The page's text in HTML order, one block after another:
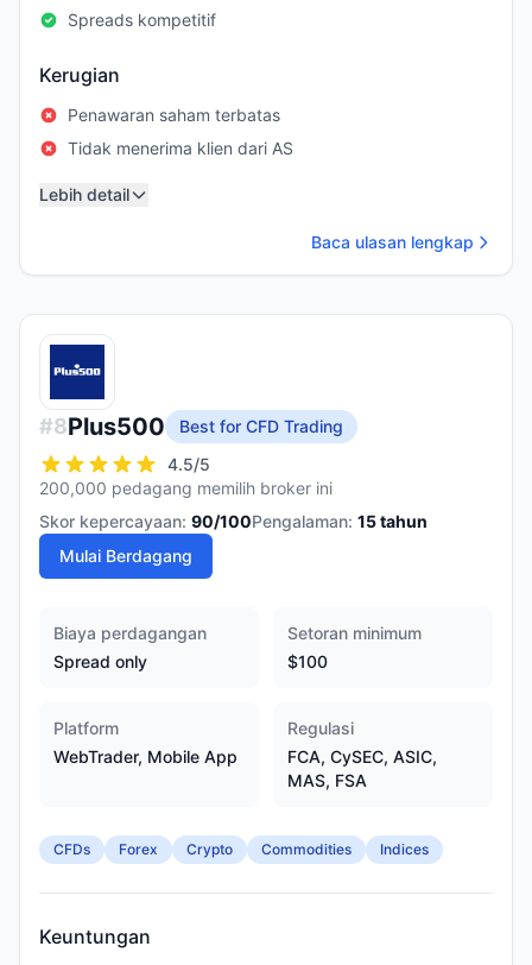
Spreads kompetitif
Kerugian
Penawaran saham terbatas
Tidak menerima klien dari AS
Lebih detail
Baca ulasan lengkap
#8Plus500
Best for CFD Trading
4.5/5
200,000 pedagang memilih broker ini
Skor kepercayaan: 90/100Pengalaman: 15tahun
Mulai Berdagang
Biaya perdagangan
Spread only
Setoran minimum
$100
Platform
WebTrader, Mobile App
Regulasi
FCA, CySEC, ASIC,
MAS, FSA
CFDs Forex Crypto Commodities Indices
Keuntungan